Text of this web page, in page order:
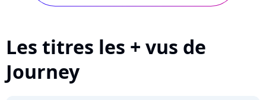
Les titres les + vus de
Journey